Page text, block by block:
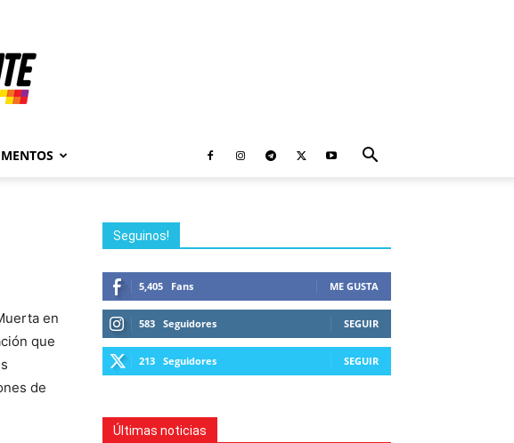
en
que
de
Seguinos!
5,405 Fans ME GUSTA
583 Seguidores SEGUIR
213 Seguidores SEGUIR
Últimas noticias